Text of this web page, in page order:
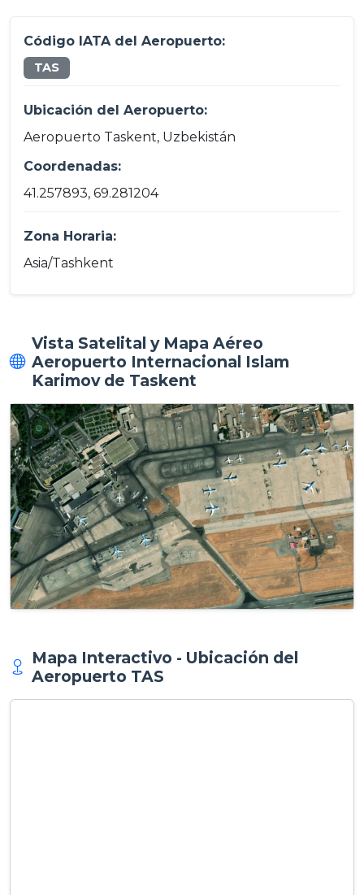
Código IATA del Aeropuerto:
TAS
Ubicación del Aeropuerto:
Aeropuerto Taskent, Uzbekistán
Coordenadas:
41.257893, 69.281204
Zona Horaria:
Asia/Tashkent
Vista Satelital y Mapa Aéreo
Aeropuerto Internacional Islam
Karimov de Taskent
Mapa Interactivo - Ubicación del
Aeropuerto TAS